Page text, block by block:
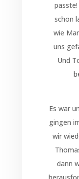
schon
wie
uns
Und
Es war
gingen
wir
dann